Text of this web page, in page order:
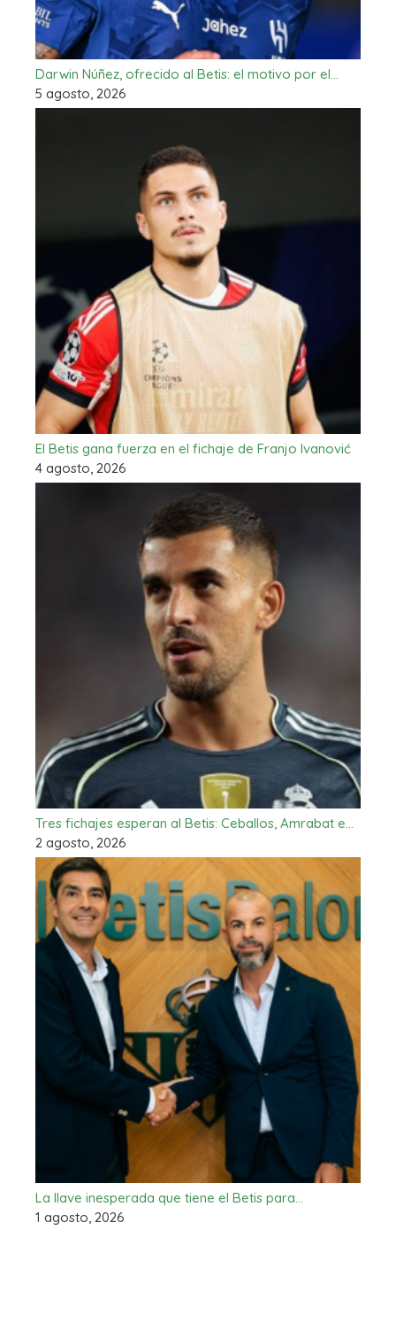
Darwin Núñez, ofrecido al Betis: el motivo por el…
5 agosto, 2026
El Betis gana fuerza en el fichaje de Franjo Ivanović
4 agosto, 2026
Tres fichajes esperan al Betis: Ceballos, Amrabat e…
2 agosto, 2026
La llave inesperada que tiene el Betis para…
1 agosto, 2026